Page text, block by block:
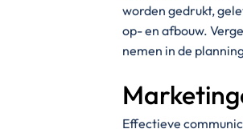
worden gedrukt,
op- en afbouw.
nemen in de
Effectieve